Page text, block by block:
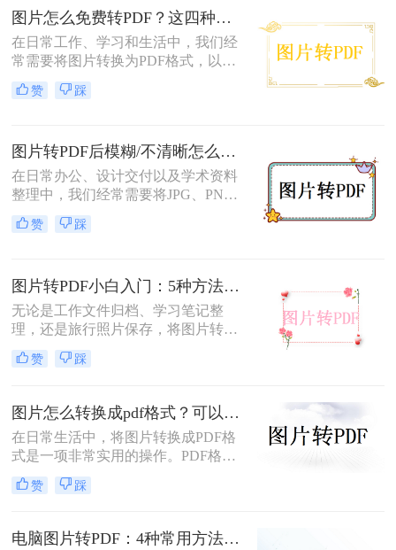
混。很多朋友一搜“图片转pdf怎么
弄”，出来一堆复杂的教程，其实只
要找对工具，这事儿非常简单。本文
就按大家最常用的场景（在线免安
装、批量处理、手机自带功能）整理
了几个亲测好用的办法，帮你轻松搞
图片怎么免费转PDF？这四种方法轻松搞定！
在日常工作、学习和生活中，我们经
常需要将图片转换为PDF格式，以便
于分享、打印或存档。PDF文件因其
跨平台兼容性、保持格式不变以及安
片转换为PDF，无需花费任何费用即
可轻松完成转换。那么图片怎么免费
转PDF呢？本文将为您详细介绍几种
赞 踩
图片转PDF后模糊/不清晰怎么办？三种有效方法帮你解决！
在日常办公、设计交付以及学术资料
整理中，我们经常需要将JPG、PNG
等格式的图片合并转换为PDF文档。
然而，许多用户都遇到过这样一个令
变得模糊、边缘出现锯齿，甚至无法
进行高质量的打印。面对图片转PDF
后模糊/不清晰怎么办这一难题，很多
赞 踩
图片转PDF小白入门：5种方法从最简单到最专业逐步升级！
无论是工作文件归档、学习笔记整
理，还是旅行照片保存，将图片转换
为PDF都能让内容更规范、更易分
享。那么如何图片转pdf呢？本文提供
5种常用方法，3分钟即可学会！
赞 踩
图片怎么转换成pdf格式？可以尝试这三种方法！
在日常生活中，将图片转换成PDF格
式是一项非常实用的操作。PDF格式
因其跨平台兼容性、格式固定性和易
于分享打印等特点，被广泛应用于各
怎么转换成pdf格式呢？本文将介绍三
赞 踩
电脑图片转PDF：4种常用方法按Windows和Mac系统分别推荐！